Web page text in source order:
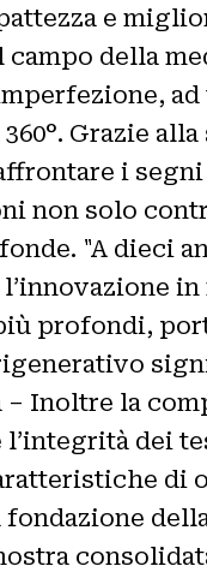
e
della
Grazie alla
i
non solo
"A dieci
profondi,
– Inoltre la
dei
di